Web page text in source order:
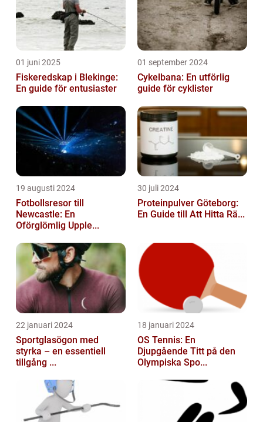
01 juni 2025
Fiskeredskap i Blekinge:
En guide för entusiaster
01 september 2024
Cykelbana: En utförlig
guide för cyklister
19 augusti 2024
Fotbollsresor till
Newcastle: En
Oförglömlig Upple...
30 juli 2024
Proteinpulver Göteborg:
En Guide till Att Hitta Rä...
22 januari 2024
Sportglasögon med
styrka – en essentiell
tillgång ...
18 januari 2024
OS Tennis: En
Djupgående Titt på den
Olympiska Spo...